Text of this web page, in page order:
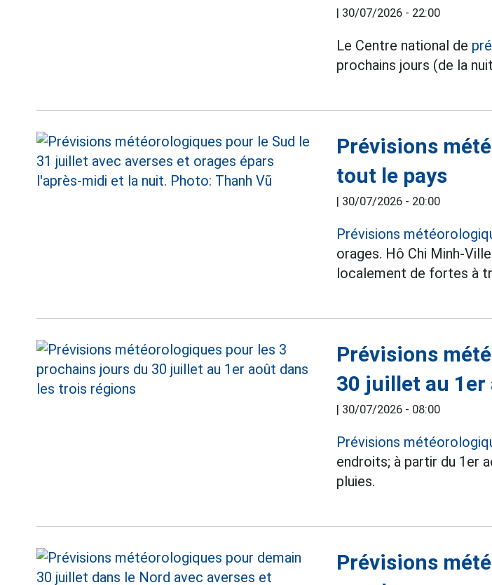
| 30/07/2026 - 22:00
Le Centre national de
prochains jours (de la
Prévisions
tout le pays
| 30/07/2026 - 20:00
Prévisions
orages. Hô Chi Minh-
localement de fortes à
Prévisions
30 juillet au
| 30/07/2026 - 08:00
Prévisions
endroits; à partir du 1er
pluies.
Prévisions